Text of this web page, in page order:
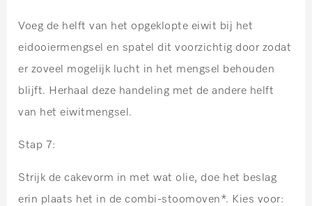
Voeg de helft van het opgeklopte eiwit bij het
eidooiermengsel en spatel dit voorzichtig door zodat
er zoveel mogelijk lucht in het mengsel behouden
blijft. Herhaal deze handeling met de andere helft
van het eiwitmengsel.
Stap 7:
Strijk de cakevorm in met wat olie, doe het beslag
erin plaats het in de combi-stoomoven*. Kies voor: